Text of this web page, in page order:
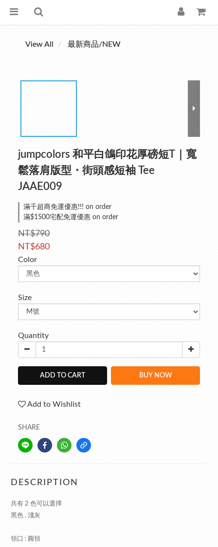
View All 最新商品/NEW
jumpcolors 和平白鴿印花厚磅短T｜寬
鬆落肩版型・街頭感短袖 Tee
JAAE009
滿千超商免運優惠!!! on order
滿$1500宅配免運優惠 on order
NT$790
NT$680
Color
Size
Quantity
ADD TO CART BUY NOW
Add to Wishlist
SHARE
DESCRIPTION
共有 2 色可以選擇
黑色 . 淺灰
領口 : 圓領